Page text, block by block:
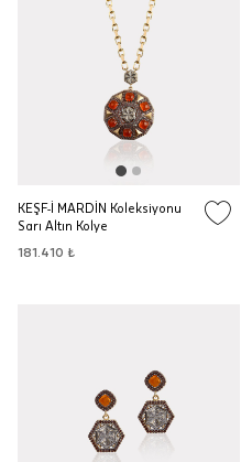
KEŞF-İ MARDİN Koleksiyonu
Sarı Altın Kolye
181.410 ₺